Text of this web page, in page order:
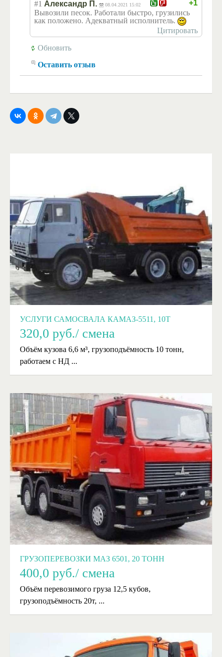
+1
#1 Александр П. 08.04.2021 15:02
Вывозили песок. Работали быстро, грузились
как положено. Адекватный исполнитель.
Цитировать
Обновить
Оставить отзыв
УСЛУГИ САМОСВАЛА КАМАЗ-5511, 10Т
320,0 руб./ смена
Объём кузова 6,6 м³, грузоподъёмность 10 тонн,
работаем с НД ...
ГРУЗОПЕРЕВОЗКИ МАЗ 6501, 20 ТОНН
400,0 руб./ смена
Объём перевозимого груза 12,5 кубов,
грузоподъёмность 20т, ...